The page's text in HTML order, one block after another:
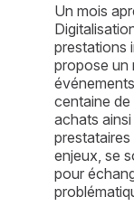
Un mois
prestations
propose un
centaine
achats ainsi
enjeux, se
pour